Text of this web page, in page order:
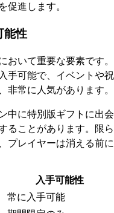
促進します。
能性
おいて重要な要素です。
手可能で、イベントや祝
非常に人気があります。
中に特別版ギフトに出会
ることがあります。限ら
プレイヤーは消える前に
入手可能性
常に入手可能